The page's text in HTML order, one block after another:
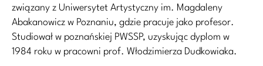
związany z Uniwersytet Artystyczny im. Magdaleny
Abakanowicz w Poznaniu, gdzie pracuje jako profesor.
Studiował w poznańskiej PWSSP, uzyskując dyplom w
1984 roku w pracowni prof. Włodzimierza Dudkowiaka.